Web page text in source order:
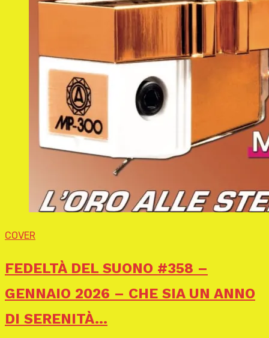
COVER
FEDELTÀ DEL SUONO #358 –
GENNAIO 2026 – CHE SIA UN ANNO
DI SERENITÀ…